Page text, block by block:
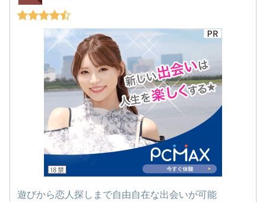
遊びから恋人探しまで自由自在な出会いが可能